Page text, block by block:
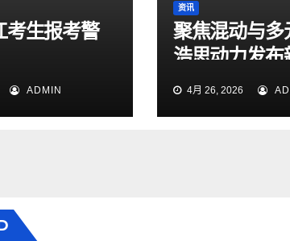
生报考警
ADMIN
资讯
聚焦混动与多
浩思动力发布
力技术体系
4月 26, 2026